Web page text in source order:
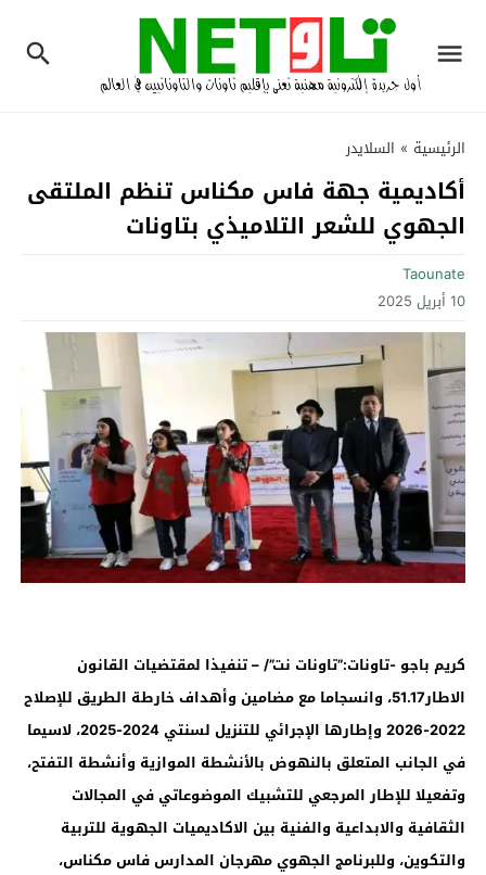
الرئيسية » السلايدر
أكاديمية جهة فاس مكناس تنظم الملتقى
الجهوي للشعر التلاميذي بتاونات
Taounate
10 أبريل 2025
كريم باجو -تاونات:”تاونات نت”/ – تنفيذا لمقتضيات القانون
الاطار51.17، وانسجاما مع مضامين وأهداف خارطة الطريق للإصلاح
2022-2026 وإطارها الإجرائي للتنزيل لسنتي 2024-2025، لاسيما
في الجانب المتعلق بالنهوض بالأنشطة الموازية وأنشطة التفتح،
وتفعيلا للإطار المرجعي للتشبيك الموضوعاتي في المجالات
الثقافية والابداعية والفنية بين الاكاديميات الجهوية للتربية
والتكوين، وللبرنامج الجهوي مهرجان المدارس فاس مكناس،